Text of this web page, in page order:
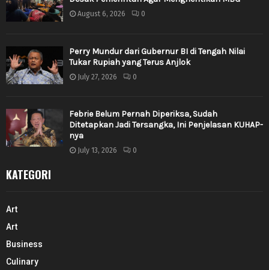
August 6, 2026 0
Perry Mundur dari Gubernur BI di Tengah Nilai
Tukar Rupiah yang Terus Anjlok
July 27, 2026 0
Febrie Belum Pernah Diperiksa, Sudah
Ditetapkan Jadi Tersangka, Ini Penjelasan KUHAP-
nya
July 13, 2026 0
KATEGORI
Art
Art
Business
Culinary